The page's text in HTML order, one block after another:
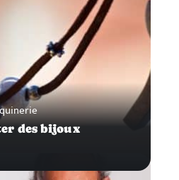
des bijoux